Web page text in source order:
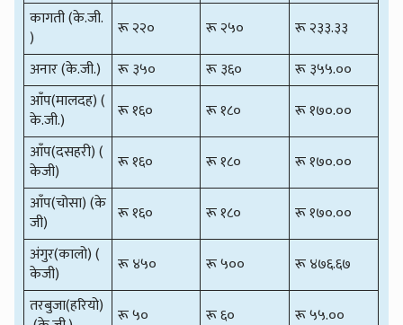
कागती (के.जी.
)
रू २२० रू २५०
रू २३३.३३
अनार (के.जी.)
रू ३५० रू ३६०
रू ३५५.००
आँप(मालदह) (
के.जी.)
रू १६० रू १८०
रू १७०.००
आँप(दसहरी) (
केजी)
रू १६० रू १८०
रू १७०.००
आँप(चोसा) (के
जी)
रू १६० रू १८०
रू १७०.००
अंगुर(कालो) (
केजी)
रू ४५० रू ५००
रू ४७६.६७
तरबुजा(हरियो)
रू ५० रू ६०
रू ५५.००